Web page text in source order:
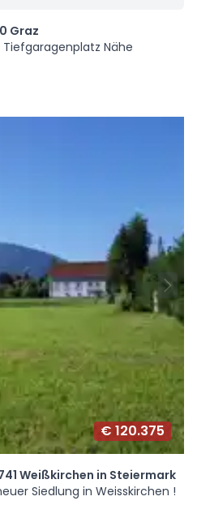
Graz
Nähe
€ 120.375
Weißkirchen in Steiermark
Siedlung in Weisskirchen !